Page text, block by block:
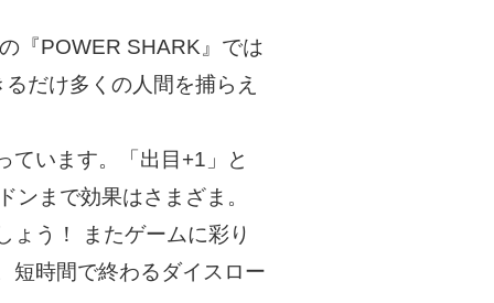
『POWER SHARK』では
だけ多くの人間を捕らえ
います。「出目+1」と
まで効果はさまざま。
ょう！ またゲームに彩り
短時間で終わるダイスロー